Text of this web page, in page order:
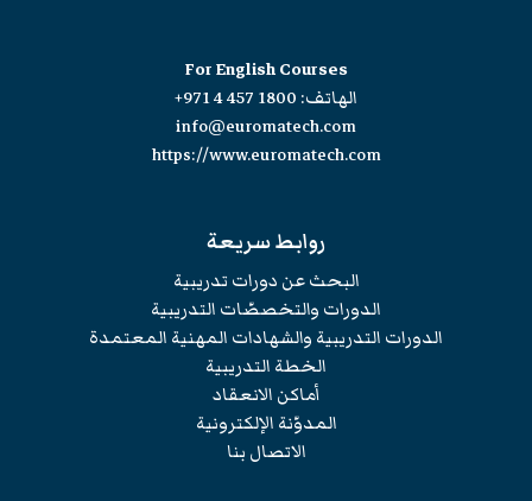
For English Courses
الهاتف: +971 4 457 1800
info@euromatech.com
https://www.euromatech.com
روابط سريعة
البحث عن دورات تدريبية
الدورات والتخصصّات التدريبية
الدورات التدريبية والشهادات المهنية المعتمدة
الخطة التدريبية
أماكن الانعقاد
المدوّنة الإلكترونية
الاتصال بنا